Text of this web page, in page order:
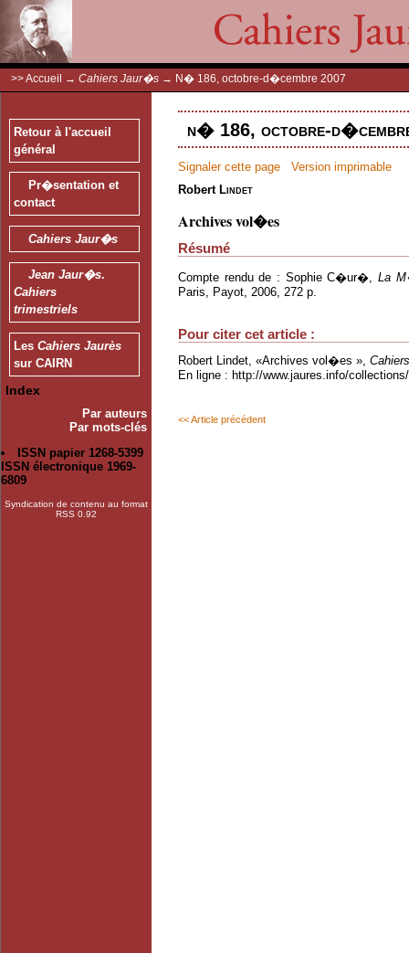
>>Accueil → Cahiers Jaur�s → N� 186, octobre-d�cembre 2007
Retour à l'accueil
général
Pr�sentation et
contact
Cahiers Jaur�s
Jean Jaur�s.
Cahiers
trimestriels
Les Cahiers Jaurès
sur CAIRN
Index
Par auteurs
Par mots-clés
ISSN papier 1268-5399
ISSN électronique 1969-
6809
Syndication de contenu au format
RSS 0.92
n� 186, octobre-
Signaler cette page
Version imprimable
RobertLindet
Archives vol�es
Résumé
Compte rendu de : Sophie C�ur�, La
Paris, Payot, 2006, 272 p.
Pour citer cet article :
Robert Lindet, «Archives vol�es »,
En ligne : http://www.jaures.info/
<< Article précédent